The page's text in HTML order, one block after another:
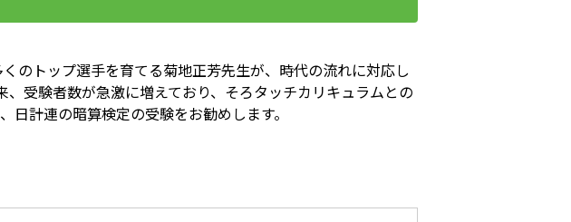
のトップ選手を育てる菊地正芳先生が、時代の流れに対応し
受験者数が急激に増えており、そろタッチカリキュラムとの
計連の暗算検定の受験をお勧めします。